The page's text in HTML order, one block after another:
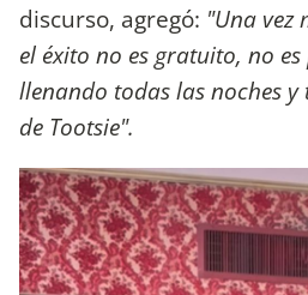
discurso, agregó: "Una vez
el éxito no es gratuito, no
llenando todas las noches
de Tootsie".